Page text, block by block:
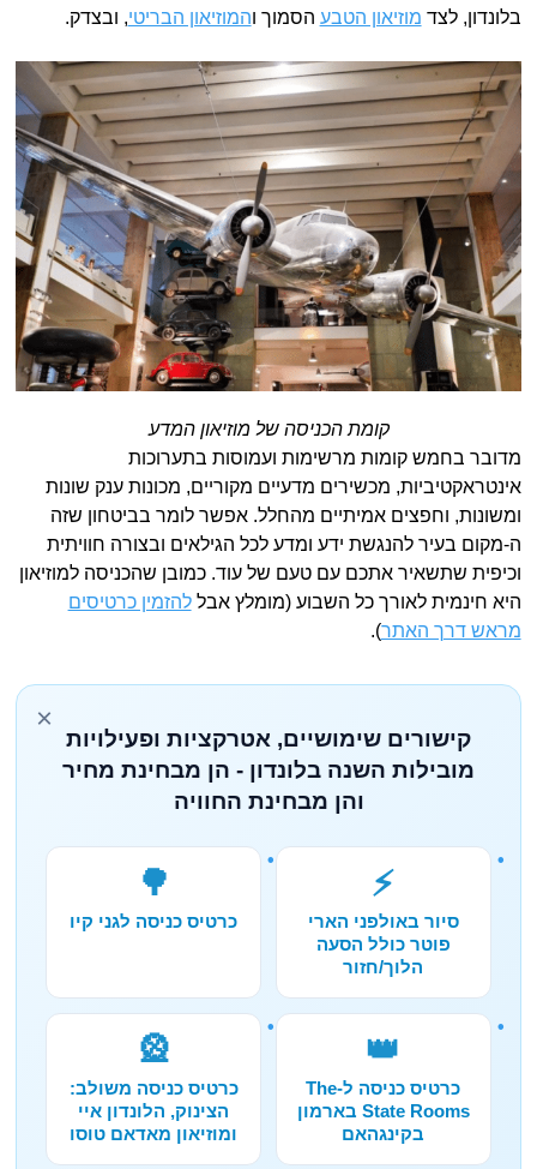
בלונדון, לצד מוזיאון הטבע הסמוך והמוזיאון הבריטי, ובצדק.
קומת הכניסה של מוזיאון המדע
מדובר בחמש קומות מרשימות ועמוסות בתערוכות
אינטראקטיביות, מכשירים מדעיים מקוריים, מכונות ענק שונות
ומשונות, וחפצים אמיתיים מהחלל. אפשר לומר בביטחון שזה
ה-מקום בעיר להנגשת ידע ומדע לכל הגילאים ובצורה חוויתית
וכיפית שתשאיר אתכם עם טעם של עוד. כמובן שהכניסה למוזיאון
היא חינמית לאורך כל השבוע (מומלץ אבללהזמין כרטיסים
מראש דרך האתר).
×
קישורים שימושיים, אטרקציות ופעילויות
מובילות השנה בלונדון - הן מבחינת מחיר
והן מבחינת החוויה
⚡
סיור באולפני הארי
פוטר כולל הסעה
הלוך/חזור
🌳
כרטיס כניסה לגני קיו
👑
כרטיס כניסה ל-The
State Rooms בארמון
בקינגהאם
🎡
כרטיס כניסה משולב:
הצינוק, הלונדון איי
ומוזיאון מאדאם טוסו